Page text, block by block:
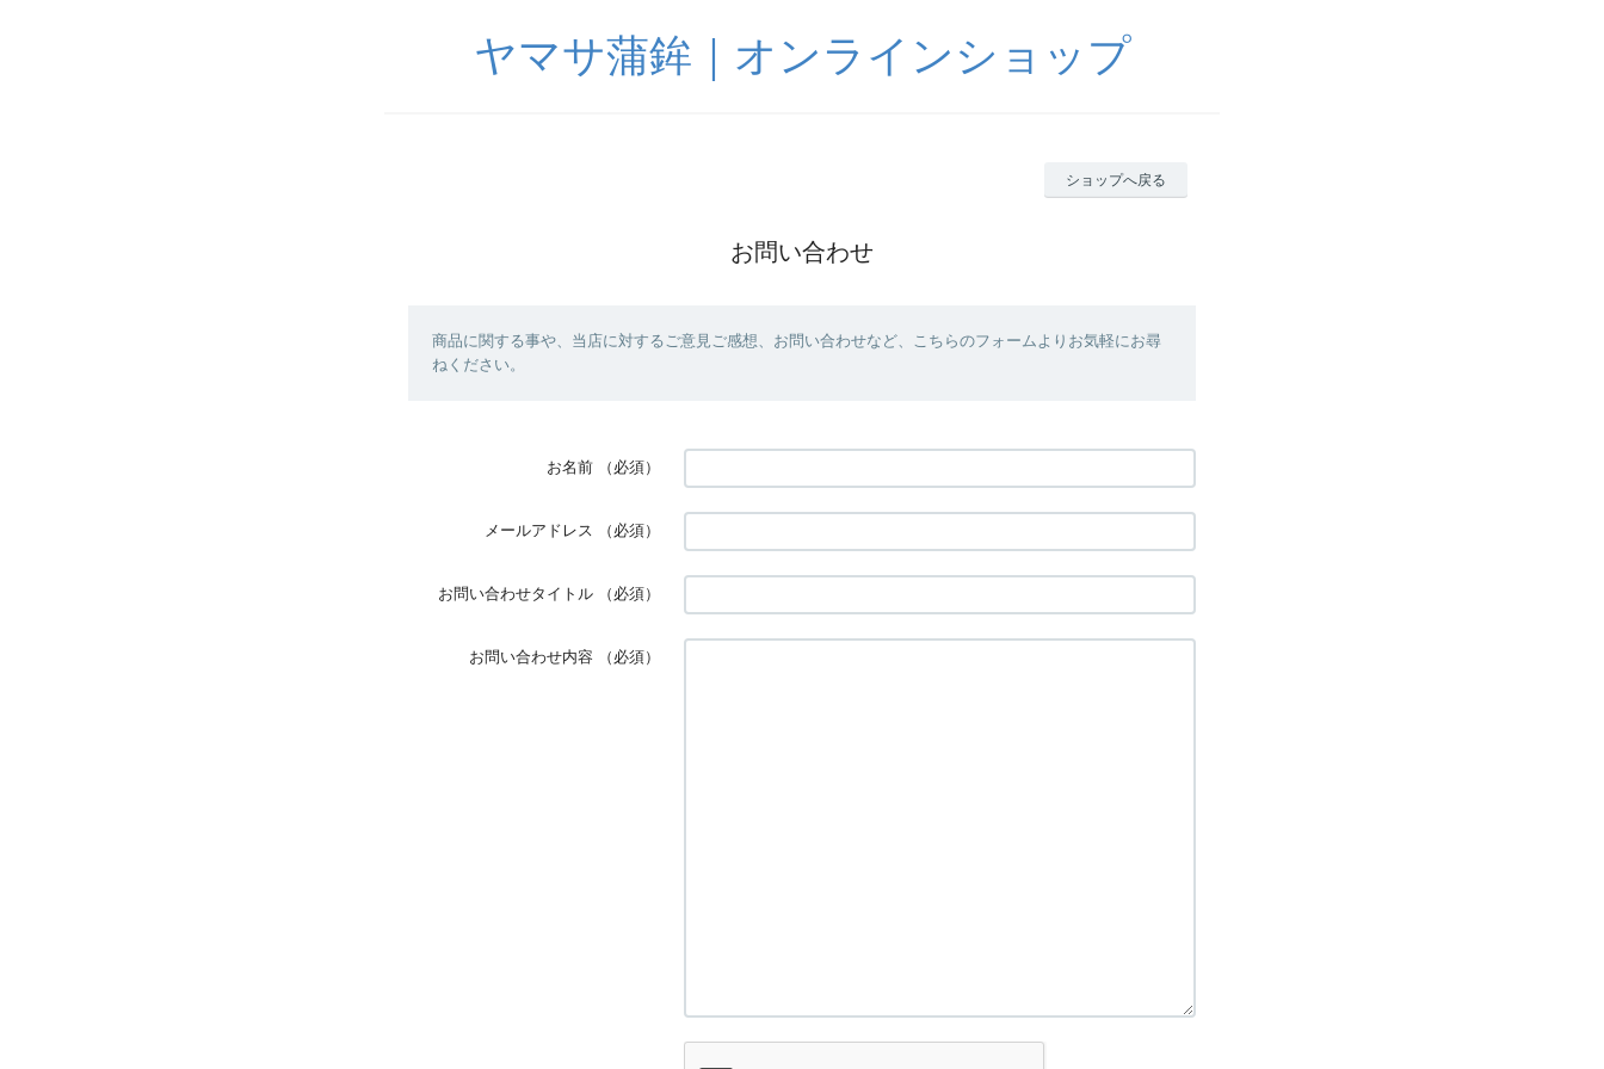
ヤマサ蒲鉾｜オンラインショップ
ショップへ戻る
お問い合わせ
商品に関する事や、当店に対するご意見ご感想、お問い合わせなど、こちらのフォームよりお気軽にお尋
ねください。
お名前 （必須）
メールアドレス （必須）
お問い合わせタイトル （必須）
お問い合わせ内容 （必須）